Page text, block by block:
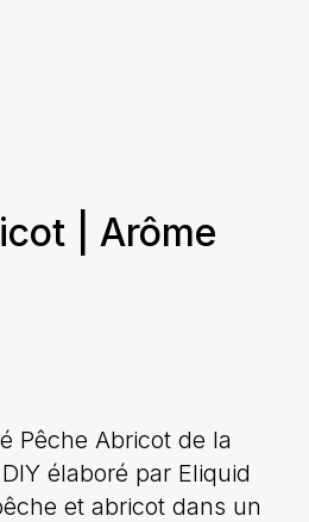
| Arôme
Pêche Abricot de la
élaboré par Eliquid
et abricot dans un